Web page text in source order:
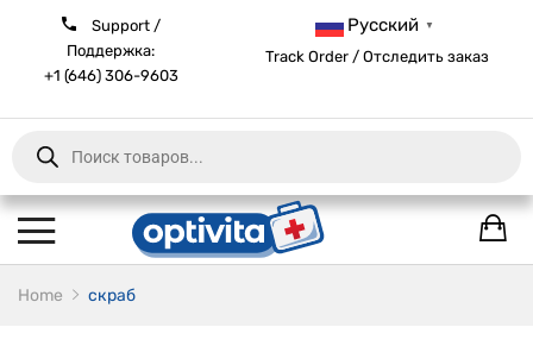
Support /
Поддержка:
+1 (646) 306-9603
Русский ▼
Track Order / Отследить заказ
Products
search
Home скраб